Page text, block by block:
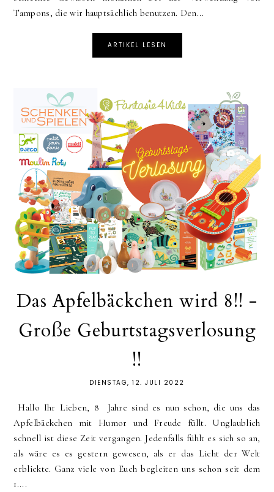
Tampons, die wir hauptsächlich benutzen. Den...
ARTIKEL LESEN
Das Apfelbäckchen wird 8!! -
Große Geburtstagsverlosung
!!
DIENSTAG, 12. JULI 2022
Hallo Ihr Lieben, 8 Jahre sind es nun schon, die uns das
Apfelbäckchen mit Humor und Freude füllt. Unglaublich
schnell ist diese Zeit vergangen. Jedenfalls fühlt es sich so an,
als wäre es es gestern gewesen, als er das Licht der Welt
erblickte. Ganz viele von Euch begleiten uns schon seit dem
1....